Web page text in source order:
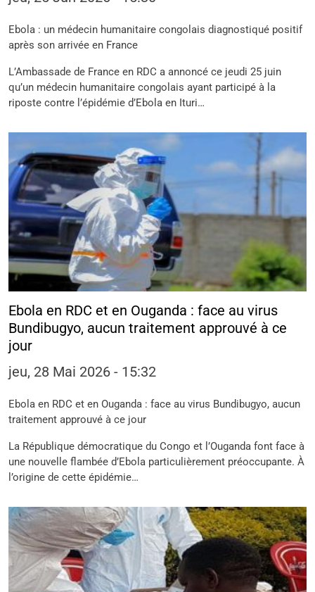
Ebola : un médecin humanitaire congolais diagnostiqué positif
après son arrivée en France
L’Ambassade de France en RDC a annoncé ce jeudi 25 juin
qu’un médecin humanitaire congolais ayant participé à la
riposte contre l’épidémie d’Ebola en Ituri…
Ebola en RDC et en Ouganda : face au virus
Bundibugyo, aucun traitement approuvé à ce
jour
jeu, 28 Mai 2026 - 15:32
Ebola en RDC et en Ouganda : face au virus Bundibugyo, aucun
traitement approuvé à ce jour
La République démocratique du Congo et l’Ouganda font face à
une nouvelle flambée d’Ebola particulièrement préoccupante. À
l’origine de cette épidémie…